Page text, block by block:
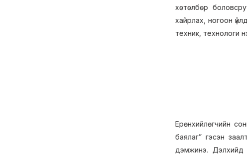
хөтөлбөр
хайрлах, ногоон
техник, технологи
Ерөнхийлөгчийн
баялаг” гэсэн
дэмжинэ. Дэлхийд